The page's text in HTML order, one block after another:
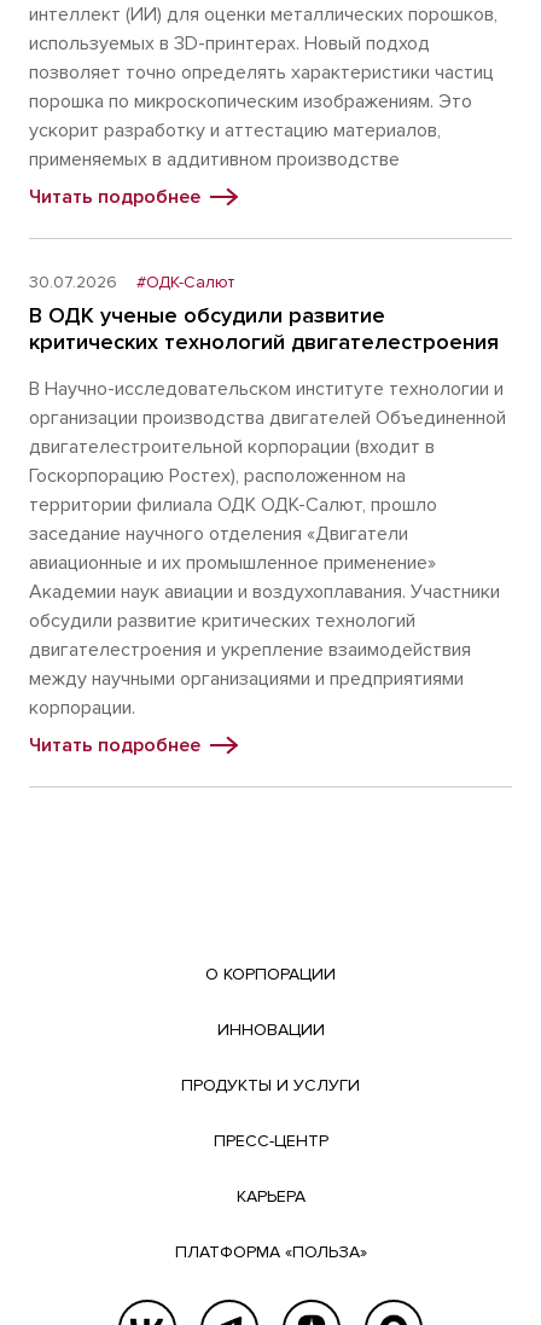
интеллект (ИИ) для оценки металлических порошков,
используемых в 3D-принтерах. Новый подход
позволяет точно определять характеристики частиц
порошка по микроскопическим изображениям. Это
ускорит разработку и аттестацию материалов,
применяемых в аддитивном производстве
Читать подробнее
30.07.2026 #ОДК-Салют
В ОДК ученые обсудили развитие
критических технологий двигателестроения
В Научно-исследовательском институте технологии и
организации производства двигателей Объединенной
двигателестроительной корпорации (входит в
Госкорпорацию Ростех), расположенном на
территории филиала ОДК ОДК-Салют, прошло
заседание научного отделения «Двигатели
авиационные и их промышленное применение»
Академии наук авиации и воздухоплавания. Участники
обсудили развитие критических технологий
двигателестроения и укрепление взаимодействия
между научными организациями и предприятиями
корпорации.
Читать подробнее
О КОРПОРАЦИИ
ИННОВАЦИИ
ПРОДУКТЫ И УСЛУГИ
ПРЕСС-ЦЕНТР
КАРЬЕРА
ПЛАТФОРМА «ПОЛЬЗА»